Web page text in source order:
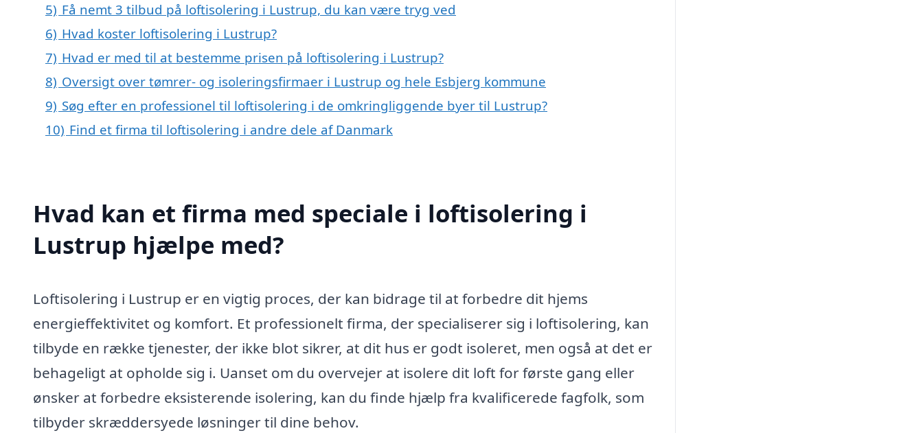
5) Få nemt 3 tilbud på loftisolering i Lustrup, du kan være tryg ved
6) Hvad koster loftisolering i Lustrup?
7) Hvad er med til at bestemme prisen på loftisolering i Lustrup?
8) Oversigt over tømrer- og isoleringsfirmaer i Lustrup og hele Esbjerg kommune
9) Søg efter en professionel til loftisolering i de omkringliggende byer til Lustrup?
10) Find et firma til loftisolering i andre dele af Danmark
Hvad kan et firma med speciale i loftisolering i
Lustrup hjælpe med?
Loftisolering i Lustrup er en vigtig proces, der kan bidrage til at forbedre dit hjems
energieffektivitet og komfort. Et professionelt firma, der specialiserer sig i loftisolering, kan
tilbyde en række tjenester, der ikke blot sikrer, at dit hus er godt isoleret, men også at det er
behageligt at opholde sig i. Uanset om du overvejer at isolere dit loft for første gang eller
ønsker at forbedre eksisterende isolering, kan du finde hjælp fra kvalificerede fagfolk, som
tilbyder skræddersyede løsninger til dine behov.